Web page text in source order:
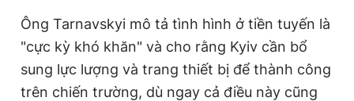
Ông Tarnavskyi mô tả tình hình ở tiền tuyến là
"cực kỳ khó khăn" và cho rằng Kyiv cần bổ
sung lực lượng và trang thiết bị để thành công
trên chiến trường, dù ngay cả điều này cũng